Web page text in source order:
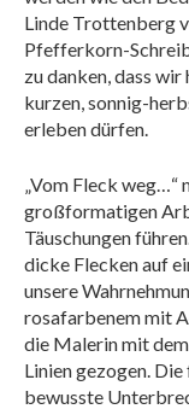
Linde Trottenberg
Pfefferkorn-
zu danken, dass
kurzen, sonnig-
erleben dürfen.
„Vom Fleck weg…“
großformatigen
Täuschungen
dicke Flecken auf
unsere
rosafarbenem mit
die Malerin mit
Linien gezogen.
bewusste